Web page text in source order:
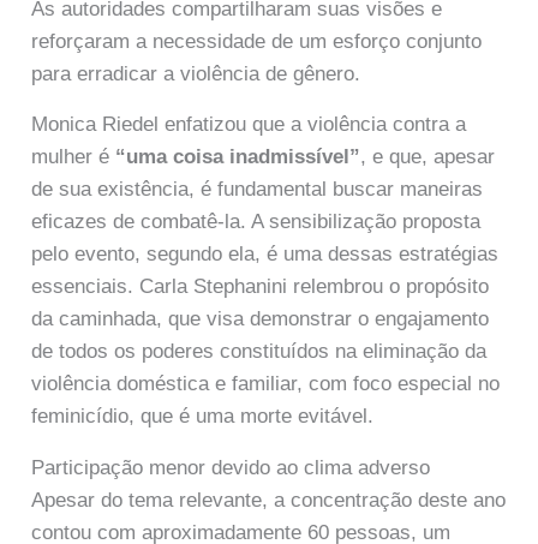
As autoridades compartilharam suas visões e
reforçaram a necessidade de um esforço conjunto
para erradicar a violência de gênero.
Monica Riedel enfatizou que a violência contra a
mulher é “uma coisa inadmissível”, e que, apesar
de sua existência, é fundamental buscar maneiras
eficazes de combatê-la. A sensibilização proposta
pelo evento, segundo ela, é uma dessas estratégias
essenciais. Carla Stephanini relembrou o propósito
da caminhada, que visa demonstrar o engajamento
de todos os poderes constituídos na eliminação da
violência doméstica e familiar, com foco especial no
feminicídio, que é uma morte evitável.
Participação menor devido ao clima adverso
Apesar do tema relevante, a concentração deste ano
contou com aproximadamente 60 pessoas, um